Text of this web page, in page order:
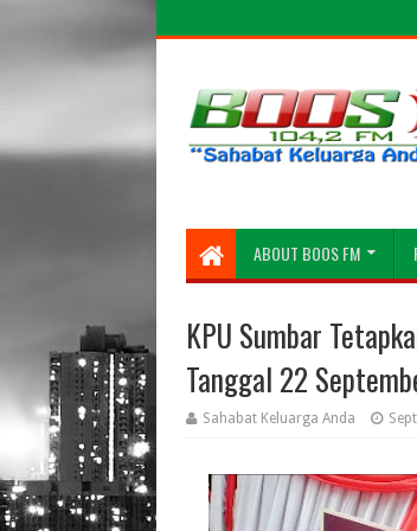
ABOUT BOOS FM
KPU Sumbar
Tanggal 22
Sahabat Keluarga Anda